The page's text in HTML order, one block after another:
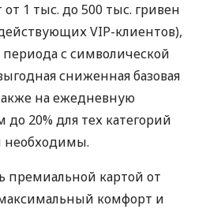
1 тыс. до 500 тыс. гривен
VIP-клиентов),
с символической
сниженная базовая
на ежедневную
20% для тех категорий
необходимы.
премиальной картой от
комфорт и